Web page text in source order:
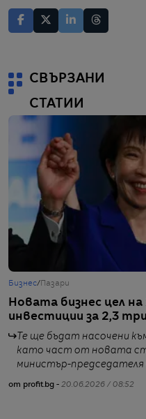
СВЪРЗАНИ
СТАТИИ
Бизнес/Пазари
Новата бизнес цел
инвестиции за 2,3
Те ще бъдат насочени
като част от новата
министър-председателя
от profit.bg - 20.06.2026 / 08:52